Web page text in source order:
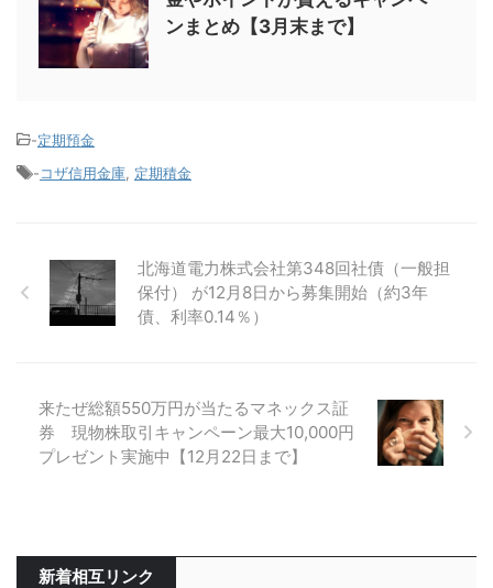
ンまとめ【3月末まで】
-定期預金
-コザ信用金庫 定期積金
北海道電力株式会社第348回社債（一般担
保付） が12月8日から募集開始（約3年
債、利率0.14％）
来たぜ総額550万円が当たるマネックス証
券 現物株取引キャンペーン最大10,000円
プレゼント実施中【12月22日まで】
新着相互リンク